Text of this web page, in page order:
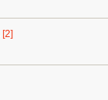
[2]